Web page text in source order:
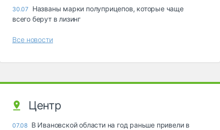
30.07
Названы марки полуприцепов, которые чаще
всего берут в лизинг
Все новости
Центр
07.08 В Ивановской области на год раньше привели в